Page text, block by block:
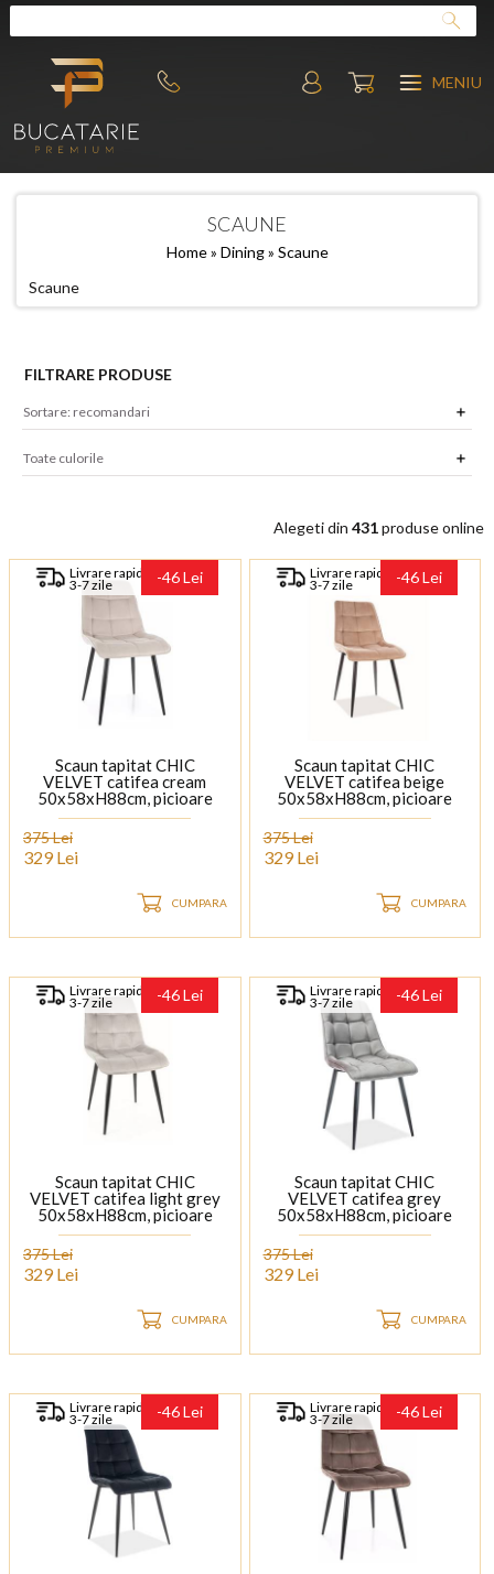
MENIU
SCAUNE
Home» Dining» Scaune
Scaune
FILTRARE PRODUSE
Alegeti din431produse online
Livrare rapida
3-7 zile -46 Lei
Scaun tapitat CHIC
VELVET catifea cream
50x58xH88cm, picioare
negre
375 Lei
329 Lei
CUMPARA
Livrare rapida
3-7 zile -46 Lei
Scaun tapitat CHIC
VELVET catifea beige
50x58xH88cm, picioare
negre
375 Lei
329 Lei
CUMPARA
Livrare rapida
3-7 zile -46 Lei
Scaun tapitat CHIC
VELVET catifea light grey
50x58xH88cm, picioare
negre
375 Lei
329 Lei
CUMPARA
Livrare rapida
3-7 zile -46 Lei
Scaun tapitat CHIC
VELVET catifea grey
50x58xH88cm, picioare
negre
375 Lei
329 Lei
CUMPARA
Livrare rapida
3-7 zile -46 Lei Livrare rapida
3-7 zile -46 Lei